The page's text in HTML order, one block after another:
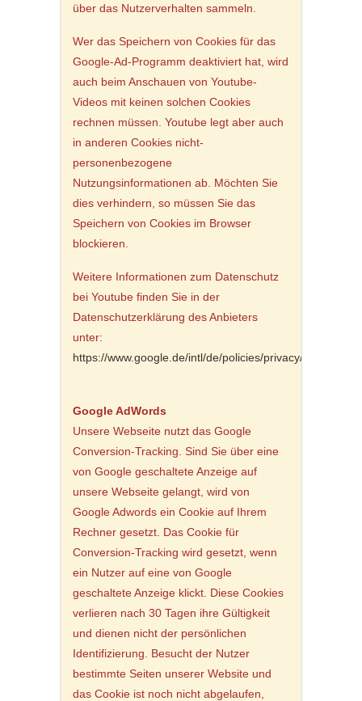
über das Nutzerverhalten sammeln.
Wer das Speichern von Cookies für das
Google-Ad-Programm deaktiviert hat, wird
auch beim Anschauen von Youtube-
Videos mit keinen solchen Cookies
rechnen müssen. Youtube legt aber auch
in anderen Cookies nicht-
personenbezogene
Nutzungsinformationen ab. Möchten Sie
dies verhindern, so müssen Sie das
Speichern von Cookies im Browser
blockieren.
Weitere Informationen zum Datenschutz
bei Youtube finden Sie in der
Datenschutzerklärung des Anbieters
unter:
https://www.google.de/intl/de/policies/privacy/
Google AdWords
Unsere Webseite nutzt das Google
Conversion-Tracking. Sind Sie über eine
von Google geschaltete Anzeige auf
unsere Webseite gelangt, wird von
Google Adwords ein Cookie auf Ihrem
Rechner gesetzt. Das Cookie für
Conversion-Tracking wird gesetzt, wenn
ein Nutzer auf eine von Google
geschaltete Anzeige klickt. Diese Cookies
verlieren nach 30 Tagen ihre Gültigkeit
und dienen nicht der persönlichen
Identifizierung. Besucht der Nutzer
bestimmte Seiten unserer Website und
das Cookie ist noch nicht abgelaufen,